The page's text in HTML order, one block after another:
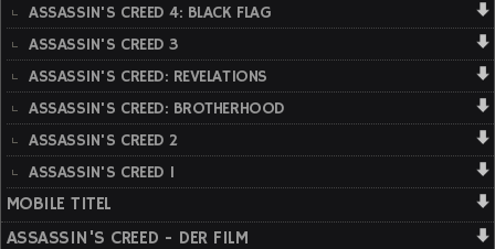
ASSASSIN'S CREED 4: BLACK FLAG
ASSASSIN'S CREED 3
ASSASSIN'S CREED: REVELATIONS
ASSASSIN'S CREED: BROTHERHOOD
ASSASSIN'S CREED 2
ASSASSIN'S CREED 1
MOBILE TITEL
ASSASSIN'S CREED - DER FILM